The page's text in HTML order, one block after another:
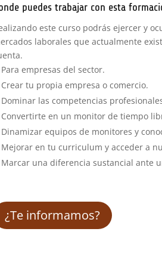
puedes trabajar con esta
este curso podrás ejercer y
laborales que actualmente
Para empresas del sector.
Crear tu propia empresa o comercio.
Dominar las competencias
Convertirte en un monitor de tiempo
Dinamizar equipos de monitores y
Mejorar en tu curriculum y acceder a
Marcar una diferencia sustancial ante
¿Te informamos?